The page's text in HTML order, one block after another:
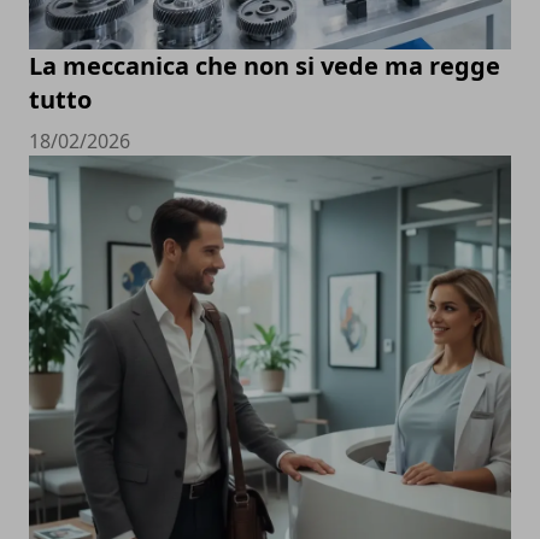
La meccanica che non si vede ma regge
tutto
18/02/2026